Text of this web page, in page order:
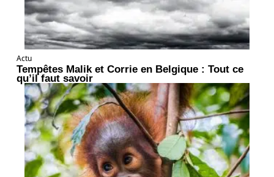
Actu
Tempêtes Malik et Corrie en Belgique : Tout ce
qu’il faut savoir